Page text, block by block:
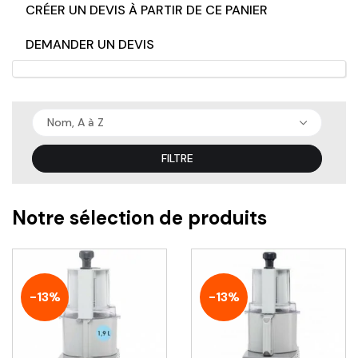
CRÉER UN DEVIS À PARTIR DE CE PANIER
DEMANDER UN DEVIS
Nom, A à Z
FILTRE
Notre sélection de produits
-13% -13%